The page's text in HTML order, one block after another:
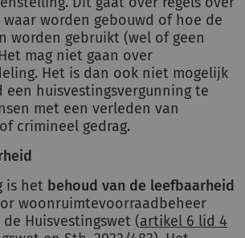
worden gebouwd of hoe de
worden gebruikt (wel of geen
mag niet gaan over
Het is dan ook niet mogelijk
huisvestingsvergunning te
met een verleden van
crimineel gedrag.
is het behoud van de leefbaarheid
woonruimtevoorraadbeheer
Huisvestingswet (artikel 6 lid 4